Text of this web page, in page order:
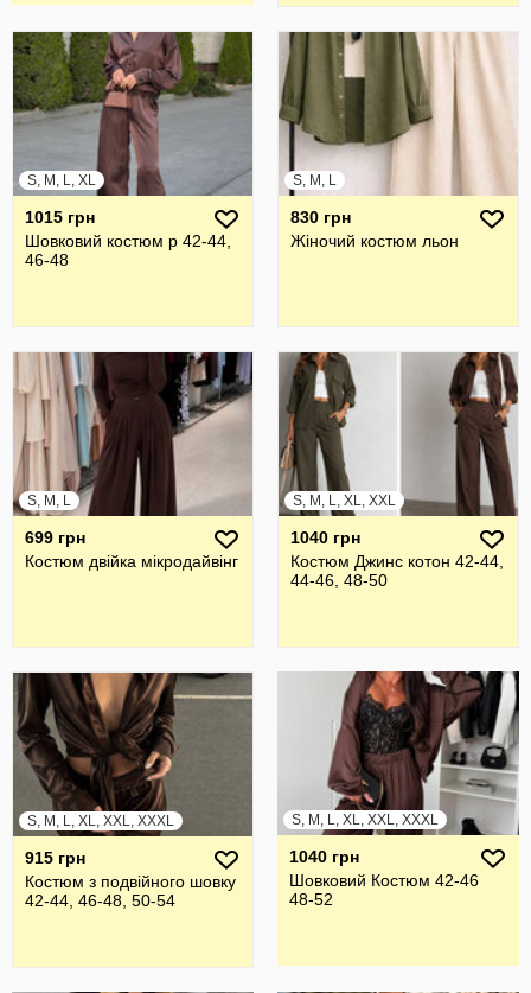
S, M, L, XL
1015 грн
Шовковий костюм р 42-44,
46-48
S, M, L
830 грн
Жіночий костюм льон
S, M, L
699 грн
Костюм двійка мікродайвінг
S, M, L, XL, XXL
1040 грн
Костюм Джинс котон 42-44,
44-46, 48-50
S, M, L, XL, XXL, XXXL
915 грн
Костюм з подвійного шовку
42-44, 46-48, 50-54
S, M, L, XL, XXL, XXXL
1040 грн
Шовковий Костюм 42-46
48-52